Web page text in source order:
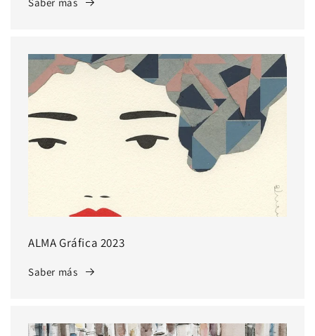
ALMA Gráfica 2023
Saber más